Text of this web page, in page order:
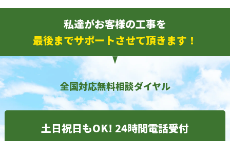
私達がお客様の工事を
最後までサポートさせて頂きます！
全国対応無料相談ダイヤル
土日祝日もOK! 24時間電話受付